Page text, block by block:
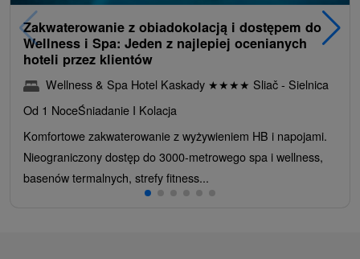
Zakwaterowanie z obiadokolacją i dostępem do
Wellness i Spa: Jeden z najlepiej ocenianych
hoteli przez klientów
Wellness & Spa Hotel Kaskady ★★★★ Sliač - Sielnica
Od 1 NoceŚniadanie I Kolacja
Komfortowe zakwaterowanie z wyżywieniem HB i napojami.
Nieograniczony dostęp do 3000-metrowego spa i wellness,
basenów termalnych, strefy fitness...